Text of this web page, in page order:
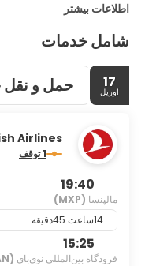
اطلاعات بیشتر
شامل خدمات
17
آوریل حمل و
Airlines
1 توقف
19:40
مالپنسا (MXP)
15:25
فرودگاه بین‌المللی نوی‌بای (HAN)